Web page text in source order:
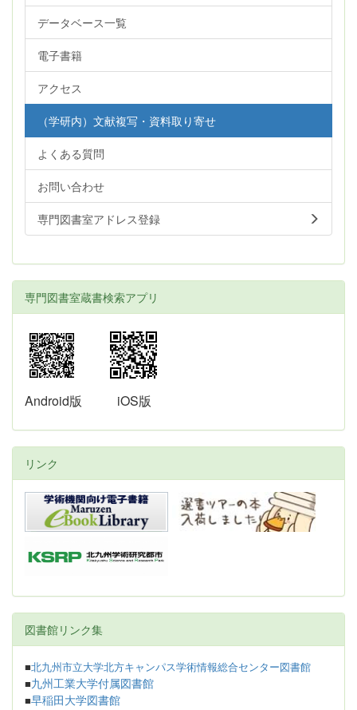
データベース一覧
電子書籍
アクセス
（学研内）文献複写・資料取り寄せ
よくある質問
お問い合わせ
専門図書室アドレス登録
専門図書室蔵書検索アプリ
Android版 iOS版
リンク
図書館リンク集
■北九州市立大学北方キャンパス学術情報総合センター図書館
■九州工業大学付属図書館
■早稲田大学図書館